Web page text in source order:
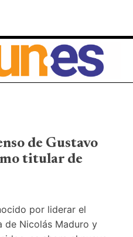
de Gustavo
titular de
por liderar el
de Nicolás Maduro y